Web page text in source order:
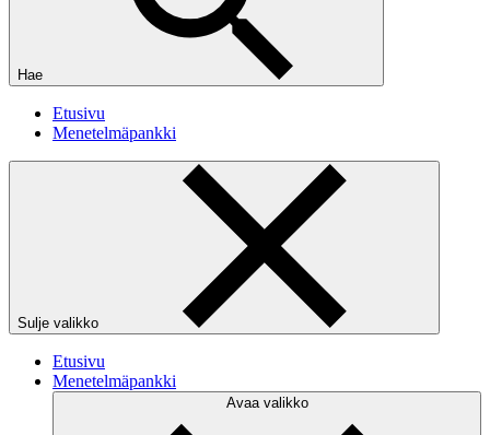
Hae
Etusivu
Menetelmäpankki
Sulje valikko
Etusivu
Menetelmäpankki
Avaa valikko